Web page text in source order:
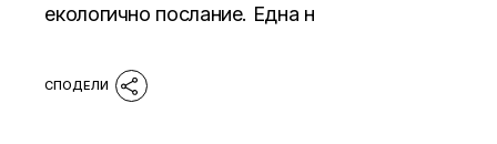
екологично послание. Една н